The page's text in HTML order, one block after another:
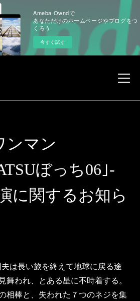
Ameba Owndで
あなただけのホームページやブログをつ
くろう
今すぐ試す
ンマン
ぼっち06｣-
に関するお知ら
は長い旅を終えて地球に戻る途
舞われ、とある星に不時着する。
相棒と、失われた７つのネジを集